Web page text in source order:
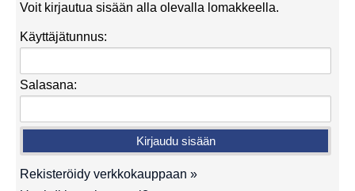
Voit kirjautua sisään alla olevalla lomakkeella.
Käyttäjätunnus:
Salasana:
Rekisteröidy verkkokauppaan »